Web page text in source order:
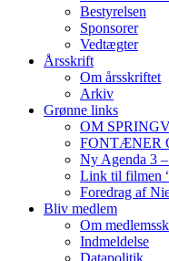
Bestyrelsen
Sponsorer
Vedtægter
Årsskrift
Om årsskriftet
Arkiv
Grønne links
OM
FONTÆNER
Ny Agenda 3
Link til filmen
Foredrag af
Bliv medlem
Om
Indmeldelse
Datapolitik